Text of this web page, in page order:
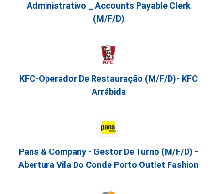
Administrativo _ Accounts Payable Clerk
(m/f/d)
KFC-Operador De Restauração (m/f/d)- KFC
Arrábida
Pans & Company - Gestor De Turno (m/f/d) -
Abertura Vila Do Conde Porto Outlet Fashion